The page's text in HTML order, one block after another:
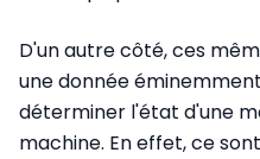
D'un autre côté, ces
une donnée
déterminer l'état d'une
machine. En effet, ce